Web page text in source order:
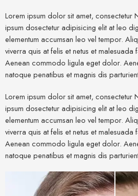
Lorem ipsum dolor sit amet, consectetur
ipsum dosectetur adipisicing elit at leo
elementum accumsan leo vel tempor.
viverra quis at felis et netus et malesuada
Aenean commodo ligula eget dolor.
natoque penatibus et magnis dis
Lorem ipsum dolor sit amet, consectetur
ipsum dosectetur adipisicing elit at leo
elementum accumsan leo vel tempor.
viverra quis at felis et netus et malesuada
Aenean commodo ligula eget dolor.
natoque penatibus et magnis dis